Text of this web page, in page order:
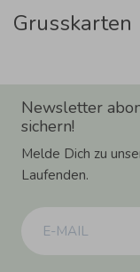
Grusskarten
Newsletter
sichern!
Melde Dich zu
Laufenden.